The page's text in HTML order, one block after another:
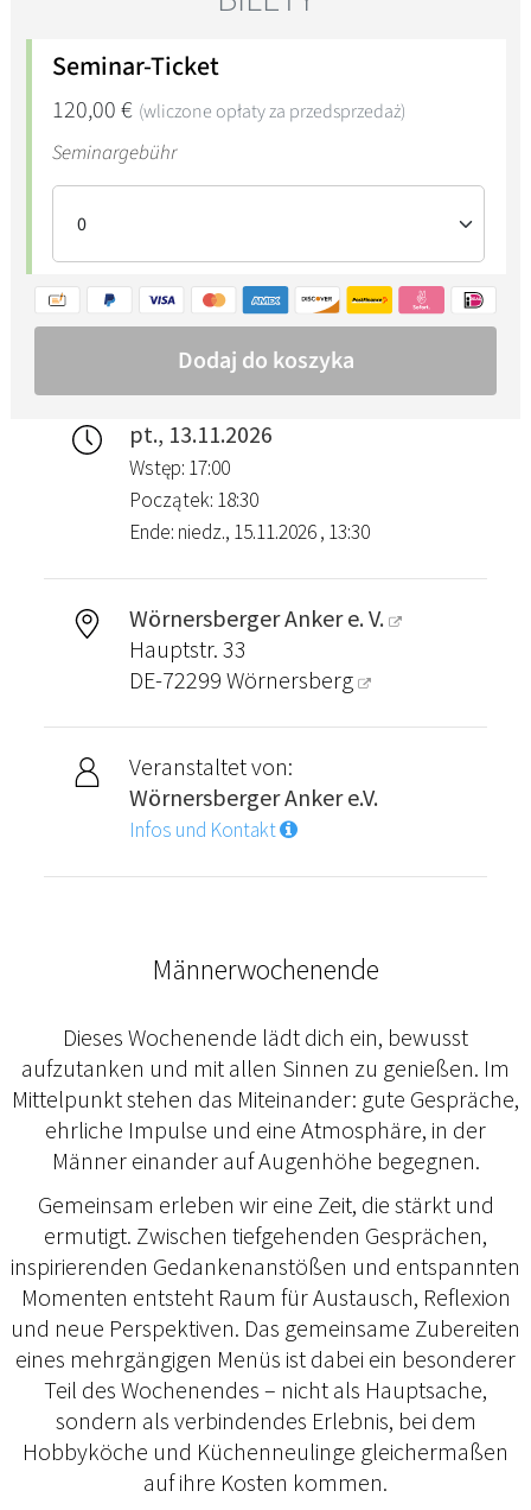
pt., 13.11.2026
Wstęp: 17:00
Początek: 18:30
Ende: niedz., 15.11.2026 , 13:30
Wörnersberger Anker e. V.
Hauptstr. 33
DE-72299 Wörnersberg
Veranstaltet von:
Wörnersberger Anker e.V.
Infos und Kontakt
Männerwochenende
Dieses Wochenende lädt dich ein, bewusst
aufzutanken und mit allen Sinnen zu genießen. Im
Mittelpunkt stehen das Miteinander: gute Gespräche,
ehrliche Impulse und eine Atmosphäre, in der
Männer einander auf Augenhöhe begegnen.
Gemeinsam erleben wir eine Zeit, die stärkt und
ermutigt. Zwischen tiefgehenden Gesprächen,
inspirierenden Gedankenanstößen und entspannten
Momenten entsteht Raum für Austausch, Reflexion
und neue Perspektiven. Das gemeinsame Zubereiten
eines mehrgängigen Menüs ist dabei ein besonderer
Teil des Wochenendes – nicht als Hauptsache,
sondern als verbindendes Erlebnis, bei dem
Hobbyköche und Küchenneulinge gleichermaßen
auf ihre Kosten kommen.